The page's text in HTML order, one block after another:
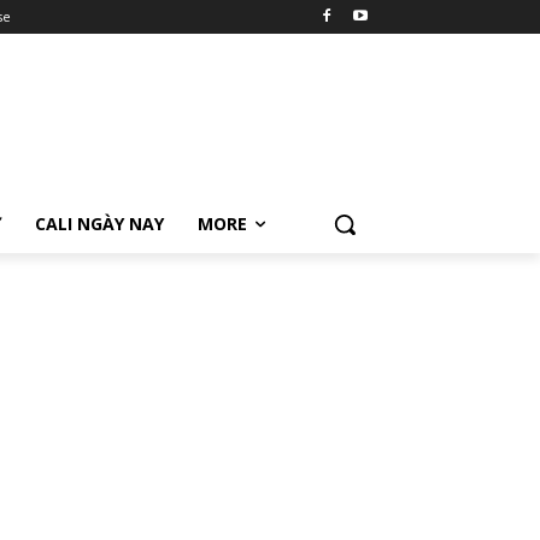
CALI NGÀY NAY MORE